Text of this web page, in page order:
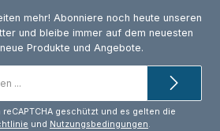
mehr! Abonniere noch heute unseren
und bleibe immer auf dem neuesten
Produkte und Angebote.
geschützt und es gelten die
und Nutzungsbedingungen.